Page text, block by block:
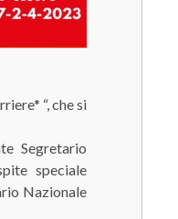
“, che si
Segretario
speciale
Nazionale